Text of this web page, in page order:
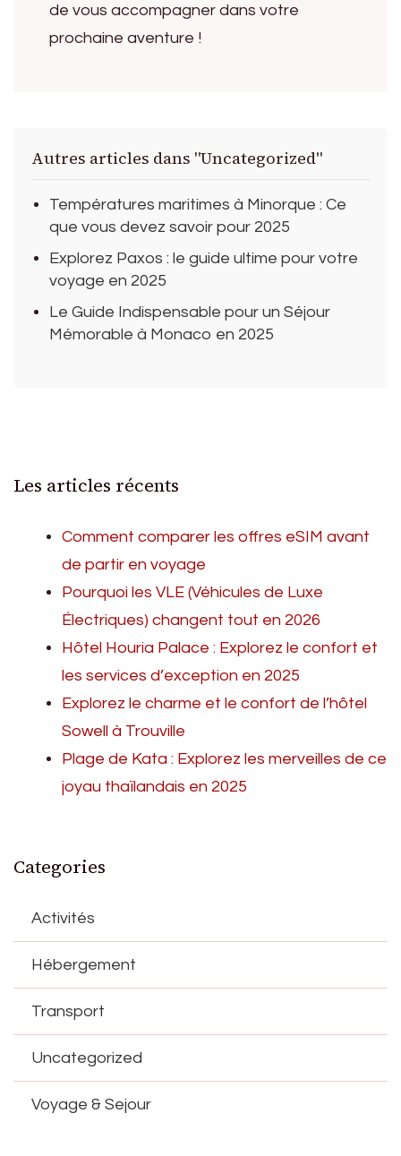
de vous accompagner dans votre
prochaine aventure !
Autres articles dans "Uncategorized"
Températures maritimes à Minorque : Ce
que vous devez savoir pour 2025
Explorez Paxos : le guide ultime pour votre
voyage en 2025
Le Guide Indispensable pour un Séjour
Mémorable à Monaco en 2025
Les articles récents
Comment comparer les offres eSIM avant
de partir en voyage
Pourquoi les VLE (Véhicules de Luxe
Électriques) changent tout en 2026
Hôtel Houria Palace : Explorez le confort et
les services d’exception en 2025
Explorez le charme et le confort de l’hôtel
Sowell à Trouville
Plage de Kata : Explorez les merveilles de ce
joyau thaïlandais en 2025
Categories
Activités
Hébergement
Transport
Uncategorized
Voyage & Sejour